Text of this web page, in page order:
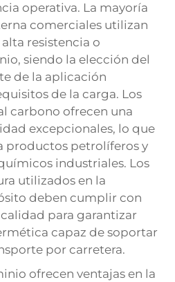
operativa. La mayoría
comerciales utilizan
resistencia o
siendo la elección del
de la aplicación
de la carga. Los
carbono ofrecen una
excepcionales, lo que
productos petrolíferos y
industriales. Los
utilizados en la
deben cumplir con
para garantizar
capaz de soportar
por carretera.
ofrecen ventajas en la